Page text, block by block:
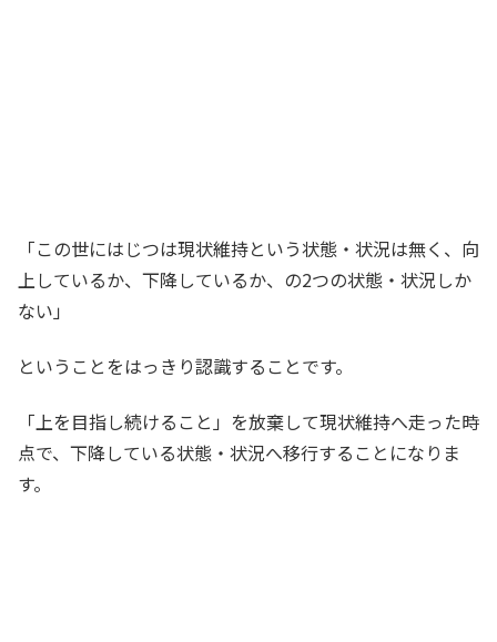
「この世にはじつは現状維持という状態・状況は無く、向
上しているか、下降しているか、の2つの状態・状況しか
ない」
ということをはっきり認識することです。
「上を目指し続けること」を放棄して現状維持へ走った時
点で、下降している状態・状況へ移行することになりま
す。